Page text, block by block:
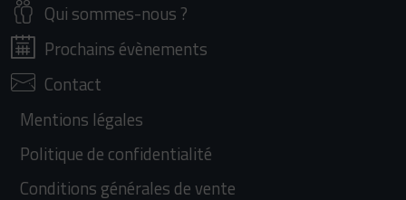
Qui sommes-nous ?
Prochains évènements
Contact
Mentions légales
Politique de confidentialité
Conditions générales de vente